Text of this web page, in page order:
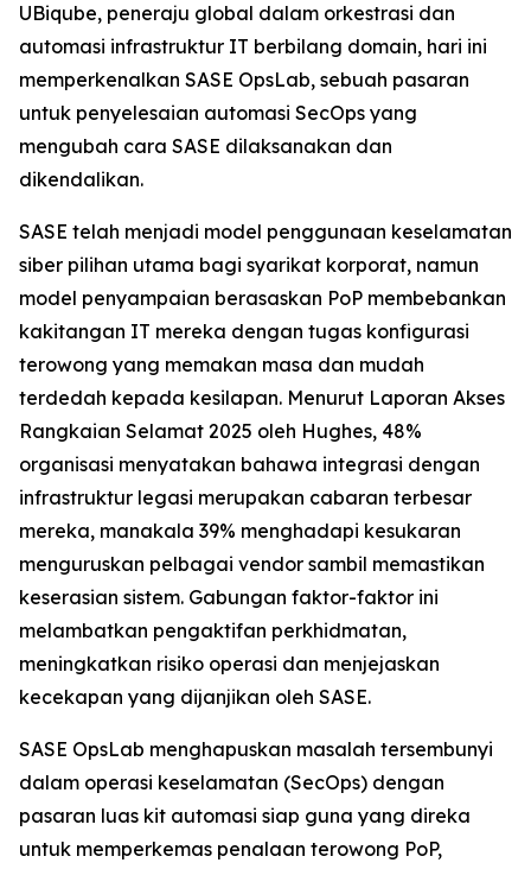
UBiqube, peneraju global dalam orkestrasi dan
automasi infrastruktur IT berbilang domain, hari ini
memperkenalkan SASE OpsLab, sebuah pasaran
untuk penyelesaian automasi SecOps yang
mengubah cara SASE dilaksanakan dan
dikendalikan.
SASE telah menjadi model penggunaan keselamatan
siber pilihan utama bagi syarikat korporat, namun
model penyampaian berasaskan PoP membebankan
kakitangan IT mereka dengan tugas konfigurasi
terowong yang memakan masa dan mudah
terdedah kepada kesilapan. Menurut Laporan Akses
Rangkaian Selamat 2025 oleh Hughes, 48%
organisasi menyatakan bahawa integrasi dengan
infrastruktur legasi merupakan cabaran terbesar
mereka, manakala 39% menghadapi kesukaran
menguruskan pelbagai vendor sambil memastikan
keserasian sistem. Gabungan faktor-faktor ini
melambatkan pengaktifan perkhidmatan,
meningkatkan risiko operasi dan menjejaskan
kecekapan yang dijanjikan oleh SASE.
SASE OpsLab menghapuskan masalah tersembunyi
dalam operasi keselamatan (SecOps) dengan
pasaran luas kit automasi siap guna yang direka
untuk memperkemas penalaan terowong PoP,